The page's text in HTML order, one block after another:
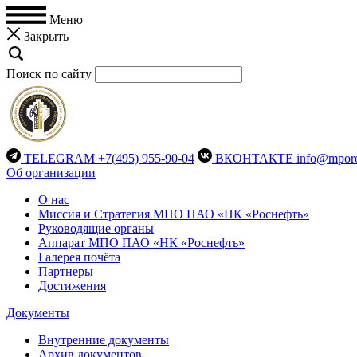
Меню
Закрыть
Поиск по сайту
TELEGRAM +7(495) 955-90-04 ВКОНТАКТЕ
Об организации
О нас
Миссия и Стратегия МПО ПАО «НК «Роснефть»
Руководящие органы
Аппарат МПО ПАО «НК «Роснефть»
Галерея почёта
Партнеры
Достижения
Документы
Внутренние документы
Архив документов